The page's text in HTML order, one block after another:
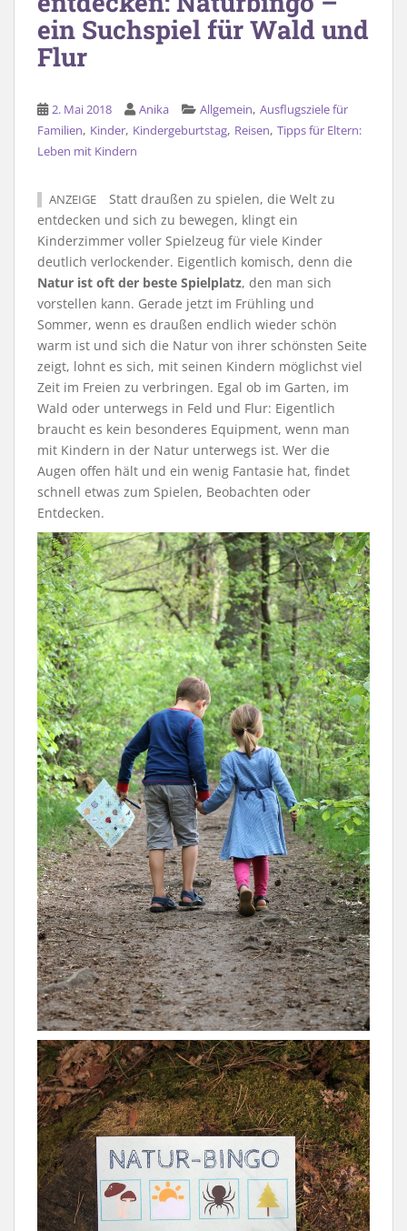
ein Suchspiel für Wald und
Flur
2. Mai 2018 Anika Allgemein, Ausflugsziele für
Familien, Kinder, Kindergeburtstag, Reisen, Tipps für Eltern:
Leben mit Kindern
ANZEIGE
Statt draußen zu spielen, die Welt zu
entdecken und sich zu bewegen, klingt ein
Kinderzimmer voller Spielzeug für viele Kinder
deutlich verlockender. Eigentlich komisch, denn die
Natur ist oft der beste Spielplatz, den man sich
vorstellen kann. Gerade jetzt im Frühling und
Sommer, wenn es draußen endlich wieder schön
warm ist und sich die Natur von ihrer schönsten Seite
zeigt, lohnt es sich, mit seinen Kindern möglichst viel
Zeit im Freien zu verbringen. Egal ob im Garten, im
Wald oder unterwegs in Feld und Flur: Eigentlich
braucht es kein besonderes Equipment, wenn man
mit Kindern in der Natur unterwegs ist. Wer die
Augen offen hält und ein wenig Fantasie hat, findet
schnell etwas zum Spielen, Beobachten oder
Entdecken.